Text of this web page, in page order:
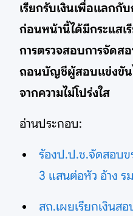
เรียกรับเงินเพื่อแลกกับ
ก่อนหน้านี้ได้มีกระแสเ
การตรวจสอบการจัดส
ถอนบัญชีผู้สอบแข่งขัน
จากความไม่โปร่งใส
อ่านประกอบ:
ร้องป.ป.ช.จัดสอบข
3 แสนต่อหัว อ้าง ร
สถ.เผยเรียกเงินส